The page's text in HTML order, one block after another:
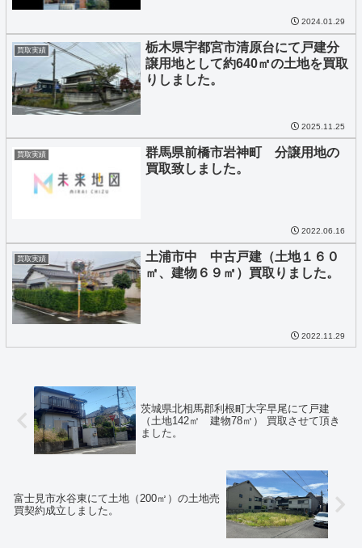
2024.01.29
買取実績
栃木県宇都宮市清原台にて戸建分
譲用地として約640㎡の土地を買取
りしました。
2025.11.25
買取実績
群馬県前橋市岩神町 分譲用地の
買取致しました。
2022.06.16
買取実績
土浦市中 中古戸建（土地１６０
㎡、建物６９㎡）買取りました。
2022.11.29
茨城県北相馬郡利根町大字早尾にて戸建
（土地142㎡ 建物78㎡） 買取させて頂き
ました。
富士見市水谷東にて土地（200㎡）の土地売
買契約成立しました。